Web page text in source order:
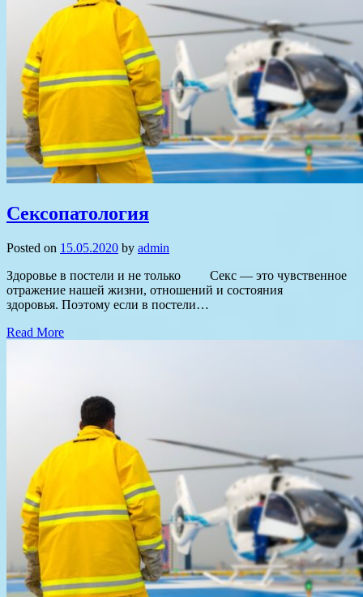
Сексопатология
Posted on 15.05.2020 by admin
Здоровье в постели и не только Секс — это чувственное
отражение нашей жизни, отношений и состояния
здоровья. Поэтому если в постели…
Read More